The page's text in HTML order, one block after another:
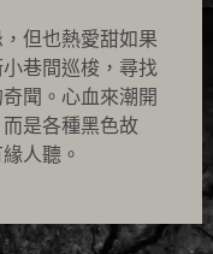
但也熱愛甜如果
巷間巡梭，尋找
聞。心血來潮開
是各種黑色故
人聽。